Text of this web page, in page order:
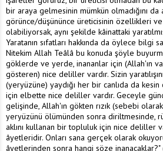
bir araya gelmesinin mümkün olmadığını da
görünce/düşününce üreticisinin özellikleri
olabiliyorsak, aynı şekilde kâinattaki
Yaratanın sıfatları hakkında da öylece bilgi
Nitekim Allah Teâlâ bu konuda şöyle
göklerde ve yerde, inananlar için (Allah'ın
gösteren) nice deliller vardır. Sizin
(yeryüzüne) yaydığı her bir canlıda da
için elbette nice deliller vardır. Geceyle
gelişinde, Allah'ın gökten rızık (sebebi
yeryüzünü ölümünden sonra diriltmesinde,
aklını kullanan bir topluluk için nice deliller
âyetleridir. Onları sana gerçek olarak
âyetlerinden sonra hangi söze inanacaklar?"